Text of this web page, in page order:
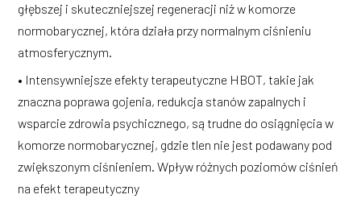
głębszej i skuteczniejszej regeneracji niż w komorze
normobarycznej, która działa przy normalnym ciśnieniu
atmosferycznym.
• Intensywniejsze efekty terapeutyczne HBOT, takie jak
znaczna poprawa gojenia, redukcja stanów zapalnych i
wsparcie zdrowia psychicznego, są trudne do osiągnięcia w
komorze normobarycznej, gdzie tlen nie jest podawany pod
zwiększonym ciśnieniem. Wpływ różnych poziomów ciśnień
na efekt terapeutyczny